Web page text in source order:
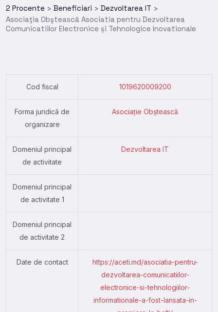
2 Procente > Beneficiari > Dezvoltarea IT >
Asociaţia Obştească Asociatia pentru Dezvoltarea
Comunicatiilor Electronice și Tehnologice Inovationale
Cod fiscal 1019620009200
Forma juridică de
organizare
Asociație Obștească
Domeniul principal
de activitate
Dezvoltarea IT
Domeniul principal
de activitate 1
Domeniul principal
de activitate 2
Date de contact
https://aceti.md/asociatia-pentru-
dezvoltarea-comunicatiilor-
electronice-si-tehnologiilor-
informationale-a-fost-lansata-in-